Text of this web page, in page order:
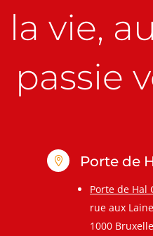
vie,
passie
 Porte de
Porte de Hal
rue aux
1000